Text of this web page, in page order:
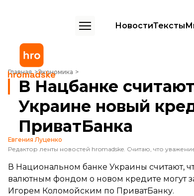
НовостиТексты
Главная Экономика
В Нацбанке считают, что МВФ может не дать Украине
В Нацбанке
Украине новый
ПриватБанка
Евгения Луценко
В Национальном банке Украины считают,
валютным фондом о новом кредите могут
Игорем Коломойским по ПриватБанку.